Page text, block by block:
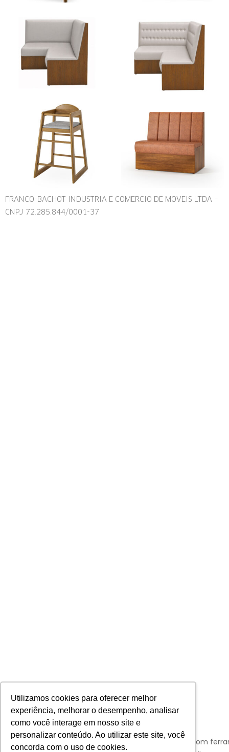
Utilizamos cookies para oferecer melhor
experiência, melhorar o desempenho, analisar
como você interage em nosso site e
personalizar conteúdo. Ao utilizar este site, você
concorda com o uso de cookies.
FRANCO-BACHOT INDUSTRIA E COMERCIO DE MOVEIS LTDA –
CNPJ 72.285.844/0001-37
Aviso:
Nós da Franco Bachot utilizamos de cookies com